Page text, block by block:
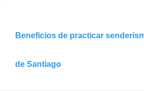
Beneficios de practicar
de Santiago